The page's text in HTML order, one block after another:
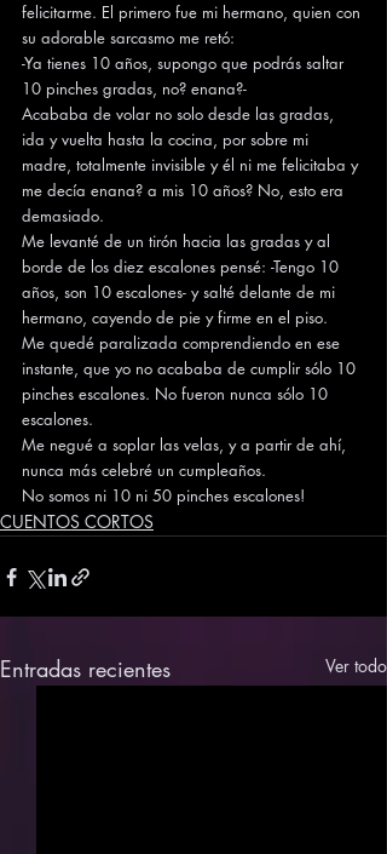
felicitarme. El primero fue mi hermano, quien con
su adorable sarcasmo me retó:
-Ya tienes 10 años, supongo que podrás saltar
10 pinches gradas, no? enana?-
Acababa de volar no solo desde las gradas,
ida y vuelta hasta la cocina, por sobre mi
madre, totalmente invisible y él ni me felicitaba y
me decía enana? a mis 10 años? No, esto era
demasiado.
Me levanté de un tirón hacia las gradas y al
borde de los diez escalones pensé: -Tengo 10
años, son 10 escalones- y salté delante de mi
hermano, cayendo de pie y firme en el piso.
Me quedé paralizada comprendiendo en ese
instante, que yo no acababa de cumplir sólo 10
pinches escalones. No fueron nunca sólo 10
escalones.
Me negué a soplar las velas, y a partir de ahí,
nunca más celebré un cumpleaños.
No somos ni 10 ni 50 pinches escalones!
CUENTOS CORTOS
Entradas recientes Ver todo